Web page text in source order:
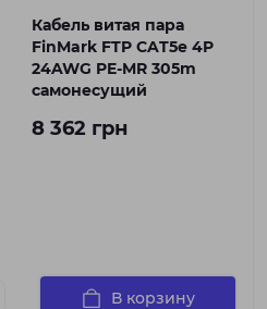
Кабель витая пара
FinMark FTP CAT5e 4P
24AWG PE-MR 305m
самонесущий
8 362 грн
В корзину